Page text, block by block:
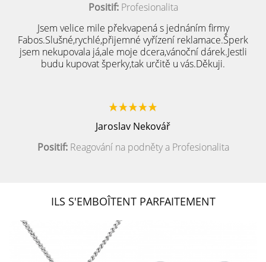
Positif:Profesionalita
Jsem velice mile překvapená s jednáním firmy
Fabos.Slušné,rychlé,přijemné vyřízení reklamace.Šperk
jsem nekupovala já,ale moje dcera,vánoční dárek.Jestli
budu kupovat šperky,tak určitě u vás.Děkuji.
Jaroslav Nekovář
Positif:Reagování na podněty a Profesionalita
ILS S'EMBOÎTENT PARFAITEMENT